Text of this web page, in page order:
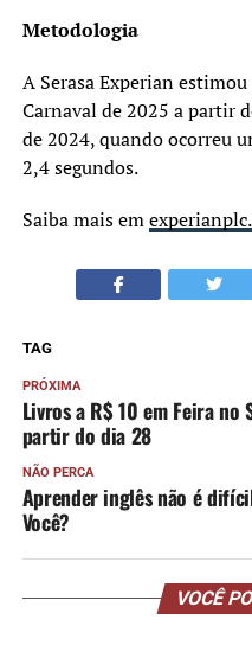
Metodologia
A Serasa Experian
Carnaval de 2025 a partir
de 2024, quando ocorreu
2,4 segundos.
Saiba mais em
TAG
PRÓXIMA
Livros a R$ 10 em Feira
partir do dia 28
NÃO PERCA
Aprender inglês não é
Você?
VOCÊ